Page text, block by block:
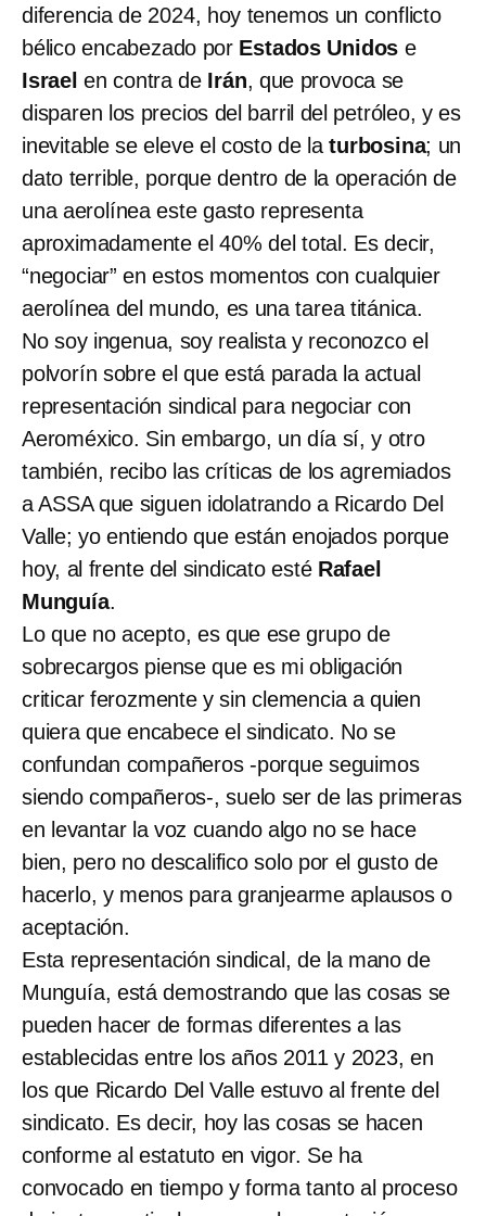
diferencia de 2024, hoy tenemos un conflicto
bélico encabezado por Estados Unidos e
Israelen contra de Irán, que provoca se
disparen los precios del barril del petróleo, y es
inevitable se eleve el costo de laturbosina; un
dato terrible, porque dentro de la operación de
una aerolínea este gasto representa
aproximadamente el 40% del total. Es decir,
“negociar” en estos momentos con cualquier
aerolínea del mundo, es una tarea titánica.
No soy ingenua, soy realista y reconozco el
polvorín sobre el que está parada la actual
representación sindical para negociar con
Aeroméxico. Sin embargo, un día sí, y otro
también, recibo las críticas de los agremiados
a ASSA que siguen idolatrando a Ricardo Del
Valle; yo entiendo que están enojados porque
hoy, al frente del sindicato esté Rafael
Munguía.
Lo que no acepto, es que ese grupo de
sobrecargos piense que es mi obligación
criticar ferozmente y sin clemencia a quien
quiera que encabece el sindicato. No se
confundan compañeros -porque seguimos
siendo compañeros-, suelo ser de las primeras
en levantar la voz cuando algo no se hace
bien, pero no descalifico solo por el gusto de
hacerlo, y menos para granjearme aplausos o
aceptación.
Esta representación sindical, de la mano de
Munguía, está demostrando que las cosas se
pueden hacer de formas diferentes a las
establecidas entre los años 2011 y 2023, en
los que Ricardo Del Valle estuvo al frente del
sindicato. Es decir, hoy las cosas se hacen
conforme al estatuto en vigor. Se ha
convocado en tiempo y forma tanto al proceso